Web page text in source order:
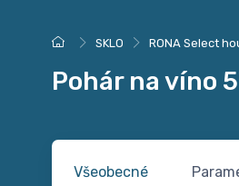
SKLO RONA Select
Pohár na víno
Všeobecné